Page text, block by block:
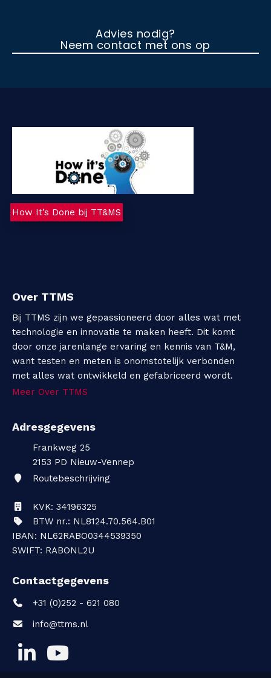
Advies nodig?
Neem contact met ons op
How It’s Done bij TT&MS
Over TTMS
Bij TTMS zijn we gepassioneerd door alles wat met
technologie en innovatie te maken heeft. Dit komt
door onze jarenlange ervaring en kennis van T&M,
want testen en meten is onomstotelijk verbonden
met alles wat ontwikkeld en gefabriceerd wordt.
Meer Over TTMS
Adresgegevens
Frankweg 25
2153 PD Nieuw-Vennep
Routebeschrijving
KVK: 34196325
BTW nr.: NL8124.70.564.B01
IBAN: NL62RABO0344539350
SWIFT: RABONL2U
Contactgegevens
+31 (0)252 - 621 080
info@ttms.nl